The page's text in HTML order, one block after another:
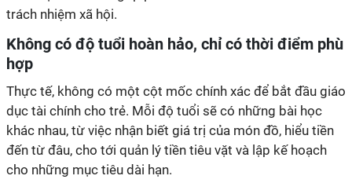
trách nhiệm xã hội.
Không có độ tuổi hoàn hảo, chỉ có thời điểm phù
hợp
Thực tế, không có một cột mốc chính xác để bắt đầu giáo
dục tài chính cho trẻ. Mỗi độ tuổi sẽ có những bài học
khác nhau, từ việc nhận biết giá trị của món đồ, hiểu tiền
đến từ đâu, cho tới quản lý tiền tiêu vặt và lập kế hoạch
cho những mục tiêu dài hạn.